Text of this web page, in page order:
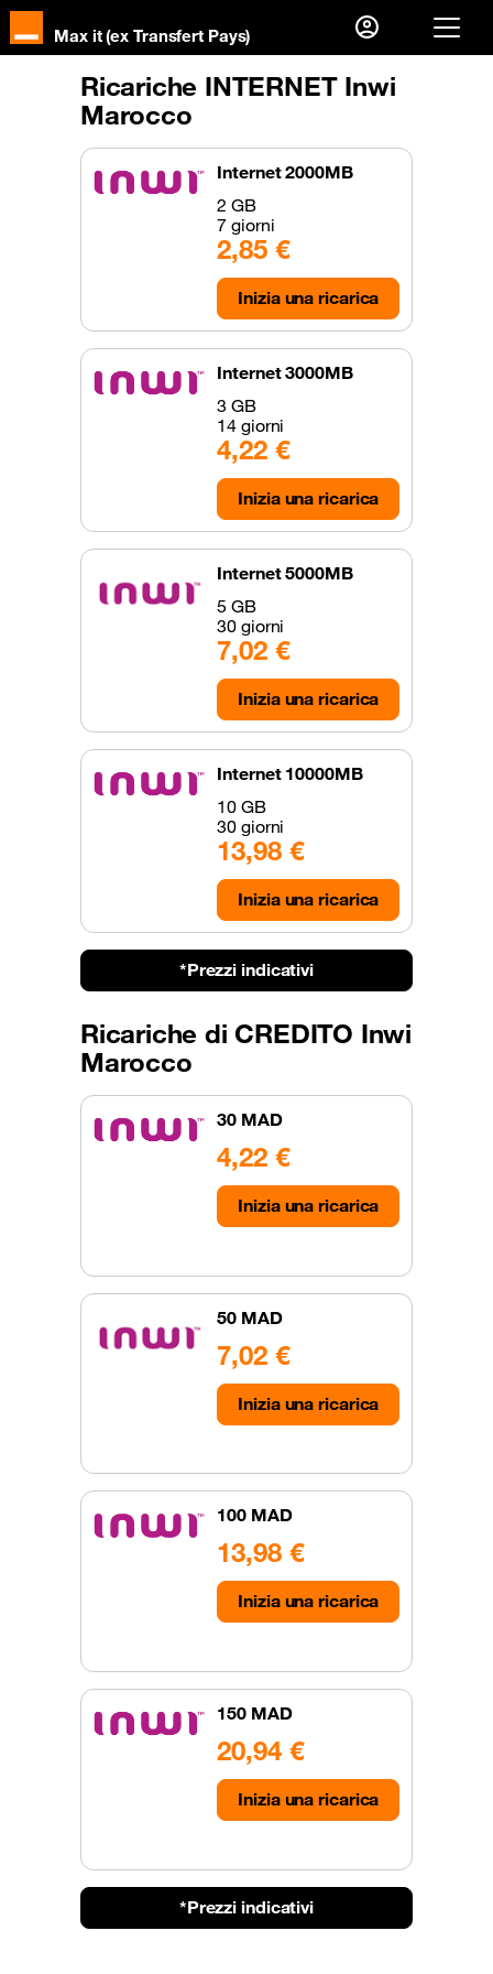
Max it (ex Transfert Pays)
Già cliente?
Prima visita?
Creare il tuo account
Ricariche INTERNET Inwi
Marocco
Internet 2000MB
2 GB
7 giorni
2,85 €
Inizia una ricarica
Internet 3000MB
3 GB
14 giorni
4,22 €
Inizia una ricarica
Internet 5000MB
5 GB
30 giorni
7,02 €
Inizia una ricarica
Internet 10000MB
10 GB
30 giorni
13,98 €
Inizia una ricarica
*Prezzi indicativi
Ricariche di CREDITO Inwi
Marocco
30 MAD
4,22 €
Inizia una ricarica
50 MAD
7,02 €
Inizia una ricarica
100 MAD
13,98 €
Inizia una ricarica
150 MAD
20,94 €
Inizia una ricarica
*Prezzi indicativi